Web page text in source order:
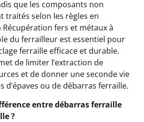
que les composants non
traités selon les règles en
Récupération fers et métaux à
du ferrailleur est essentiel pour
ferraille efficace et durable.
de limiter l’extraction de
et de donner une seconde vie
d’épaves ou de débarras ferraille.
entre débarras ferraille
?